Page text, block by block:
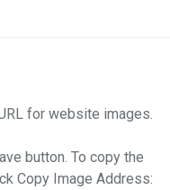
for website images.
button. To copy the
Copy Image Address: